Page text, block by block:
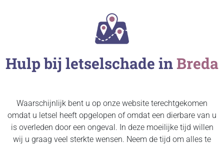
Hulp bij letselschade inBreda
Waarschijnlijk bent u op onze website terechtgekomen
omdat u letsel heeft opgelopen of omdat een dierbare van u
is overleden door een ongeval. In deze moeilijke tijd willen
wij u graag veel sterkte wensen. Neem de tijd om alles te